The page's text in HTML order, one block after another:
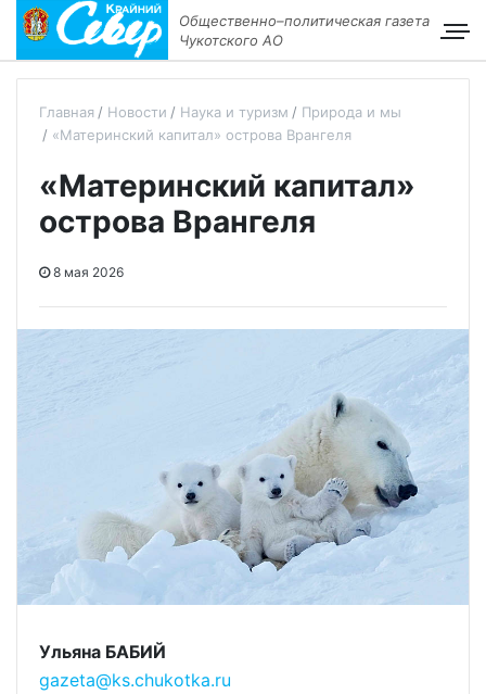
Общественно–политическая газета
Чукотского АО
Главная Новости Наука и туризм
Природа и мы
«Материнский капитал» острова Врангеля
«Материнский капитал»
острова Врангеля
8 мая 2026
Ульяна БАБИЙ
gazeta@ks.chukotka.ru